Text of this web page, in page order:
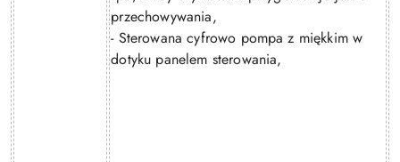
przechowywania,
- Sterowana cyfrowo pompa z miękkim w
dotyku panelem sterowania,